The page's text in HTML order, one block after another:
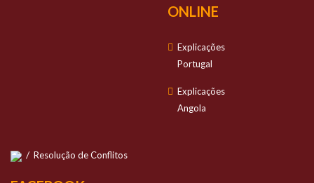
ONLINE
Explicações
Portugal
Explicações
Angola
/ Resolução de Conflitos